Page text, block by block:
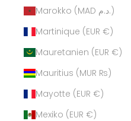
Marokko (MAD د.م.)
Martinique (EUR €)
Mauretanien (EUR €)
Mauritius (MUR ₨)
Mayotte (EUR €)
Mexiko (EUR €)